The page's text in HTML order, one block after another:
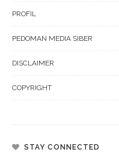
PROFIL
PEDOMAN MEDIA SIBER
DISCLAIMER
COPYRIGHT
STAY CONNECTED